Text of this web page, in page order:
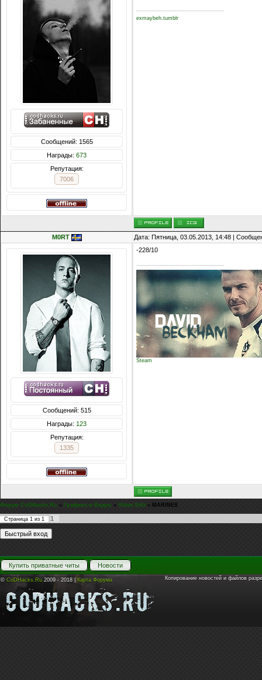
Сообщений: 1565
Награды: 673
Репутация:
7006
exmaybeh.tumblr
M0RT Дата: Пятница, 03.05.2013, 14:48 |
Сообщений: 515
Награды: 123
Репутация:
1335
-228/10
Steam
Форум CoDHacks.Ru » Графика и Видео » Video Edit » MARINES
Страница 1 из 1 1
Купить приватные читы Новости
© CoDHacks.Ru 2009 - 2018 | Карта Форума Копирование новостей и файлов